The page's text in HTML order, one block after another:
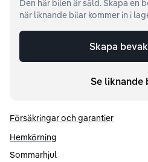
Den här bilen är såld. Skapa en
när liknande bilar kommer in i
Skapa
Se liknande
Försäkringar och garantier
Hemkörning
Sommarhjul